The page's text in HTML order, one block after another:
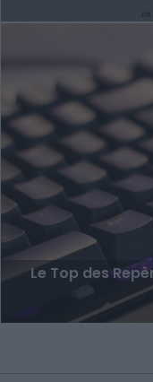
Le Top des